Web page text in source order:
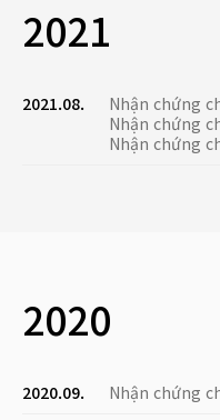
2021
2021.08.
Nhận chứng
Nhận chứng
Nhận chứng
2020
2020.09.
Nhận chứng